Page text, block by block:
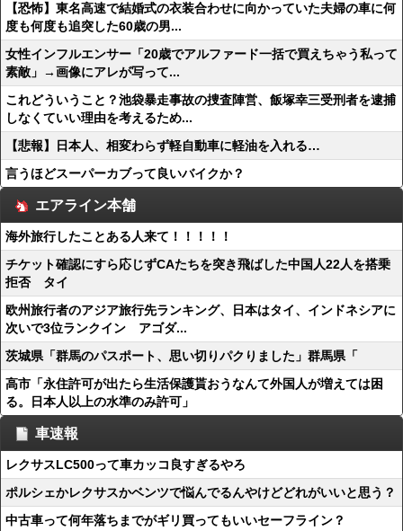
【恐怖】東名高速で結婚式の衣装合わせに向かっていた夫婦の車に何
度も何度も追突した60歳の男...
女性インフルエンサー「20歳でアルファード一括で買えちゃう私って
素敵」→画像にアレが写って...
これどういうこと？池袋暴走事故の捜査陣営、飯塚幸三受刑者を逮捕
しなくていい理由を考えるため...
【悲報】日本人、相変わらず軽自動車に軽油を入れる…
言うほどスーパーカブって良いバイクか？
エアライン本舗
海外旅行したことある人来て！！！！！
チケット確認にすら応じずCAたちを突き飛ばした中国人22人を搭乗
拒否 タイ
欧州旅行者のアジア旅行先ランキング、日本はタイ、インドネシアに
次いで3位ランクイン アゴダ...
茨城県「群馬のパスポート、思い切りパクりました」群馬県「
高市「永住許可が出たら生活保護貰おうなんて外国人が増えては困
る。日本人以上の水準のみ許可」
車速報
レクサスLC500って車カッコ良すぎるやろ
ポルシェかレクサスかベンツで悩んでるんやけどどれがいいと思う？
中古車って何年落ちまでがギリ買ってもいいセーフライン？